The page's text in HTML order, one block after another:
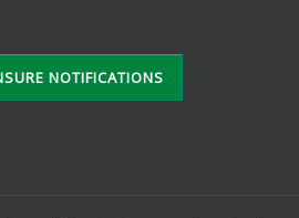
NOTIFICATIONS